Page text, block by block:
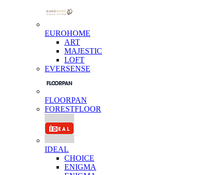
EUROHOME
ART
MAJESTIC
LOFT
EVERSENSE
FLOORPAN
FORESTFLOOR
IDEAL
CHOICE
ENIGMA